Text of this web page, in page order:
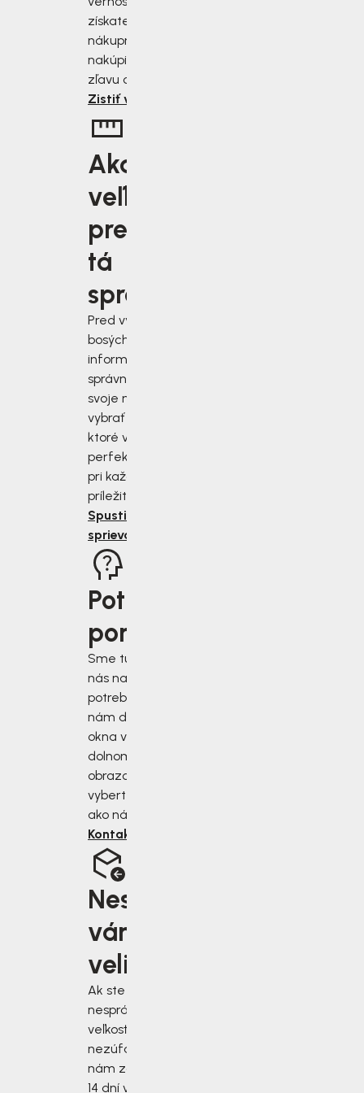
získate zľavu 2 až 10 % z
nákupnej ceny. Čím viac
nakúpite, tým väčšiu
zľavu od nás získate.
Zistiť viac
Aká
veľkosť je
pre vás
tá
správna?
Pred výberom
bosých topánok sa
informujte, ako
správne zmerať
svoje nohy a
vybrať si topánky,
ktoré vám budú
perfektne sedieť
pri každej
príležitosti.
Spustiť
sprievodcu
Potrebujete
poradiť?
Sme tu pre vás, keď
nás najviac
potrebujete. Napíšte
nám do chatového
okna v pravom
dolnom rohu
obrazovky alebo si
vyberte iný spôsob,
ako nás kontaktovať.
Kontaktujte nás
Nesedí
vám
velikost?
Ak ste si vybrali
nesprávnu
veľkosť,
nezúfajte! Stačí
nám zásielku do
14 dní vrátiť.